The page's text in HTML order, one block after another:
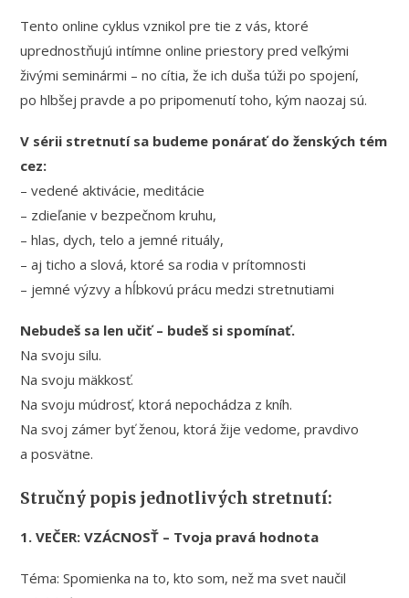
Tento online cyklus vznikol pre tie z vás, ktoré
uprednostňujú intímne online priestory pred veľkými
živými seminármi – no cítia, že ich duša túži po spojení,
po hlbšej pravde a po pripomenutí toho, kým naozaj sú.
V sérii stretnutí sa budeme ponárať do ženských tém
cez:
– vedené aktivácie, meditácie
– zdieľanie v bezpečnom kruhu,
– hlas, dych, telo a jemné rituály,
– aj ticho a slová, ktoré sa rodia v prítomnosti
– jemné výzvy a hĺbkovú prácu medzi stretnutiami
Nebudeš sa len učiť – budeš si spomínať.
Na svoju silu.
Na svoju mäkkosť.
Na svoju múdrosť, ktorá nepochádza z kníh.
Na svoj zámer byť ženou, ktorá žije vedome, pravdivo
a posvätne.
Stručný popis jednotlivých stretnutí:
1. VEČER: VZÁCNOSŤ – Tvoja pravá hodnota
Téma: Spomienka na to, kto som, než ma svet naučil